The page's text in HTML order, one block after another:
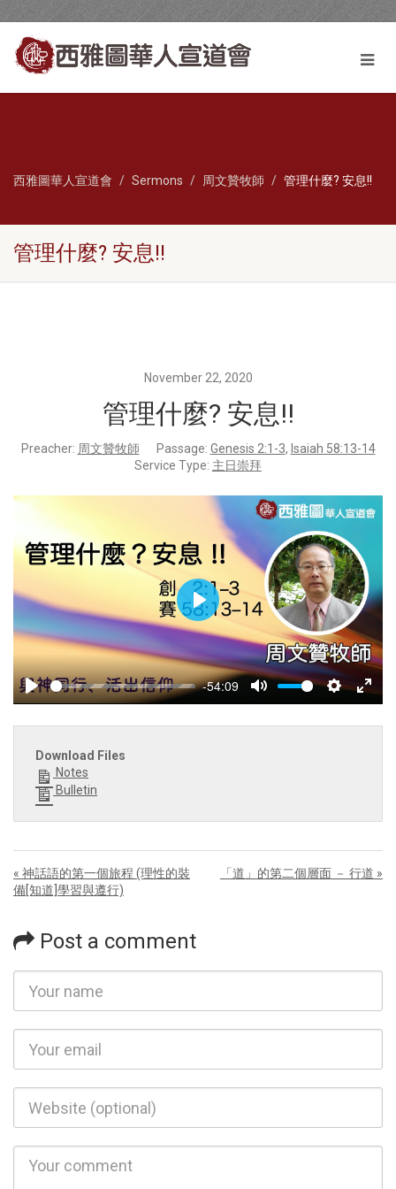
西雅圖華人宣道會 Sermons 周文贊牧師 管理什麼? 安息!!
管理什麼? 安息!!
November 22, 2020
管理什麼? 安息!!
Preacher: 周文贊牧師 Passage: Genesis 2:1-3, Isaiah 58:13-14
Service Type: 主日崇拜
Play
-54:09
Mute
Settings
Enter
Play
Download Files
Notes
Bulletin
« 神話語的第一個旅程 (理性的裝
備[知道]學習與遵行)
「道」的第二個層面 － 行道 »
Post a comment